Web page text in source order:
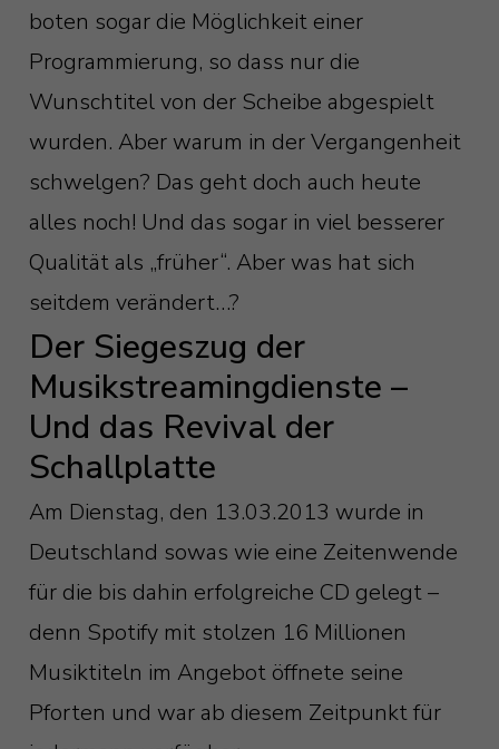
boten sogar die Möglichkeit einer
Programmierung, so dass nur die
Wunschtitel von der Scheibe abgespielt
wurden. Aber warum in der Vergangenheit
schwelgen? Das geht doch auch heute
alles noch! Und das sogar in viel besserer
Qualität als „früher“. Aber was hat sich
seitdem verändert…?
Der Siegeszug der
Musikstreamingdienste –
Und das Revival der
Schallplatte
Am Dienstag, den 13.03.2013 wurde in
Deutschland sowas wie eine Zeitenwende
für die bis dahin erfolgreiche CD gelegt –
denn Spotify mit stolzen 16 Millionen
Musiktiteln im Angebot öffnete seine
Pforten und war ab diesem Zeitpunkt für